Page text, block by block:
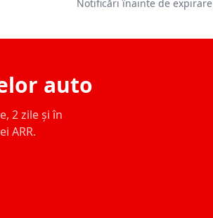
Notificări înainte de expirare
auto
2 zile și în
ARR.